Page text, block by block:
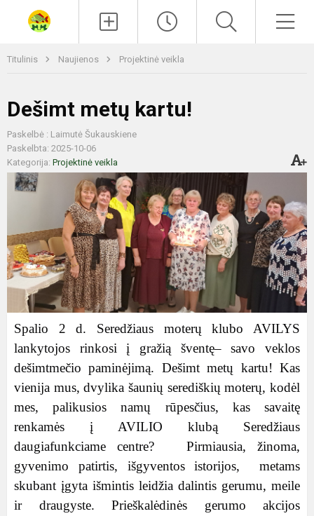
Titulinis Naujienos Projektinė veikla
Dešimt metų kartu!
Paskelbė : Laimutė Šukauskiene
Paskelbta: 2025-10-06
Kategorija: Projektinė veikla
Spalio 2 d. Seredžiaus moterų klubo AVILYS
lankytojos rinkosi į gražią šventę– savo veklos
dešimtmečio paminėjimą. Dešimt metų kartu! Kas
vienija mus, dvylika šaunių serediškių moterų, kodėl
mes, palikusios namų rūpesčius, kas savaitę
renkamės į AVILIO klubą Seredžiaus
daugiafunkciame centre? Pirmiausia, žinoma,
gyvenimo patirtis, išgyventos istorijos, metams
skubant įgyta išmintis leidžia dalintis gerumu, meile
ir draugyste. Prieškalėdinės gerumo akcijos